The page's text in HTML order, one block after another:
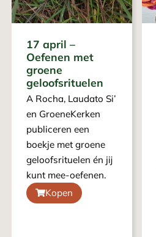
17 april –
Oefenen met
groene
geloofsrituelen
A Rocha, Laudato Si’
en GroeneKerken
publiceren een
boekje met groene
geloofsrituelen én jij
kunt mee-oefenen.
Kopen